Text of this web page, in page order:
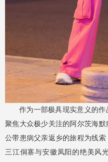
作为一部极具现实意义的作
聚焦大众极少关注的阿尔茨海
公带患病父亲返乡的旅程为线
三江侗寨与安徽凤阳的绝美风